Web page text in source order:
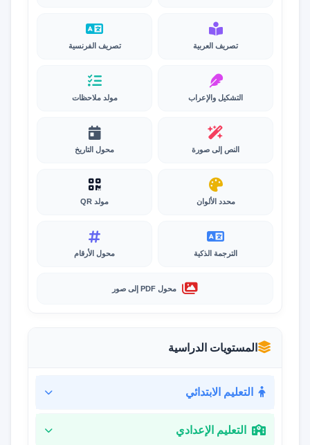
تصريف العربية تصريف الفرنسية
التشكيل والإعراب مولد ملاحظات
النص إلى صورة محول التاريخ
محدد الألوان مولد QR
الترجمة الذكية محول الأرقام
محول PDF إلى صور
المستويات الدراسية
التعليم الابتدائي
التعليم الإعدادي